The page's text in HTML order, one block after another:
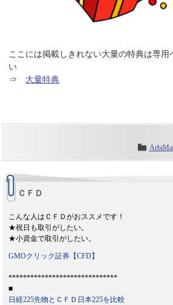
ここには掲載しきれない大量の特典は専用
い
⇒ 大量特典
ＣＦＤ
こんな人はＣＦＤがおススメです！
★祝日も取引がしたい。
★小資金で取引がしたい。
GMOクリック証券【CFD】
******************************
■
日経225先物とＣＦＤ日本225を比較